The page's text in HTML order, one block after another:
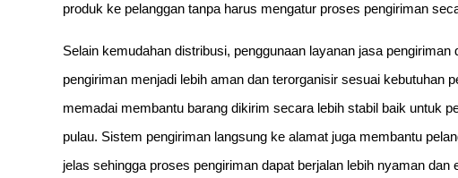
produk ke pelanggan tanpa harus mengatur proses pengiriman
Selain kemudahan distribusi, penggunaan layanan jasa
pengiriman menjadi lebih aman dan terorganisir sesuai kebutuhan
memadai membantu barang dikirim secara lebih stabil baik untuk
pulau. Sistem pengiriman langsung ke alamat juga membantu
jelas sehingga proses pengiriman dapat berjalan lebih nyaman dan